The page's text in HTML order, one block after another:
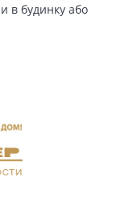
в будинку або